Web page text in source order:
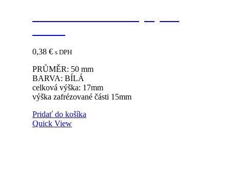
0,38 € s DPH
PRŮMĚR: 50 mm
BARVA: BÍLÁ
celková výška: 17mm
výška zafrézované části 15mm
Pridať do košíka
Quick View